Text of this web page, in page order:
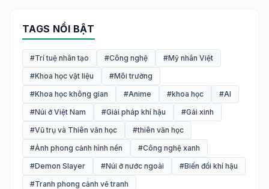
TAGS NỔI BẬT
#Trí tuệ nhân tạo #Công nghệ
#Mỹ nhân Việt
#Khoa học vật liệu
#Môi trường
#Khoa học không gian
#Anime #khoa học
#AI
#Núi ở Việt Nam
#Giải pháp khí hậu
#Gái xinh
#Vũ trụ và Thiên văn học
#thiên văn học
#Ảnh phong cảnh hình nền
#Công nghệ xanh
#Demon Slayer
#Núi ở nước ngoài
#Biến đổi khí hậu
#Tranh phong cảnh vẽ tranh